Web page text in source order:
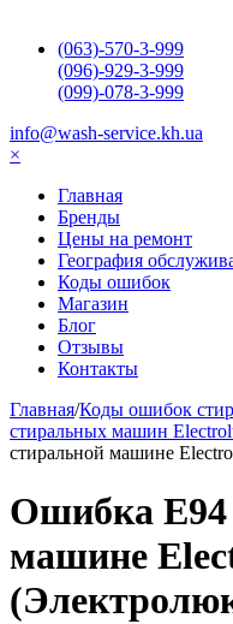
(063)-570-3-999
(096)-929-3-999
(099)-078-3-999
info@wash-service.kh.ua
×
Главная
Бренды
Цены на ремонт
География
Коды ошибок
Магазин
Блог
Отзывы
Контакты
Главная/Коды ошибок
стиральных машин
стиральной машине
Ошибка Е94
машине